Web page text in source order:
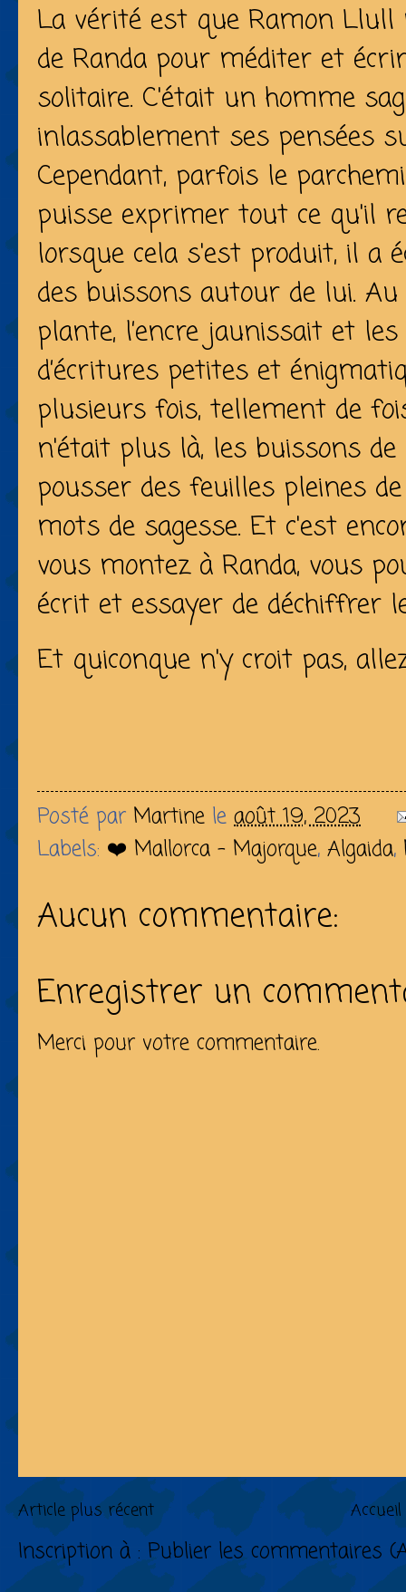
La vérité est que Ramon
de Randa pour méditer et
solitaire. C'était un homme
inlassablement ses pensées
Cependant, parfois le
puisse exprimer tout ce qu'il
lorsque cela s'est produit, il
des buissons autour de lui.
plante, l’encre jaunissait et
d’écritures petites et
plusieurs fois, tellement de
n'était plus là, les buissons
pousser des feuilles pleines
mots de sagesse. Et c'est
vous montez à Randa, vous
écrit et essayer de déchiffrer
Et quiconque n'y croit pas,
Posté par Martine le août 19, 2023
Labels: ❤️ Mallorca - Majorque, Algaida,
Aucun commentaire:
Enregistrer un
Merci pour votre commentaire.
Article plus récent Accueil
Inscription à : Publier les commentaires